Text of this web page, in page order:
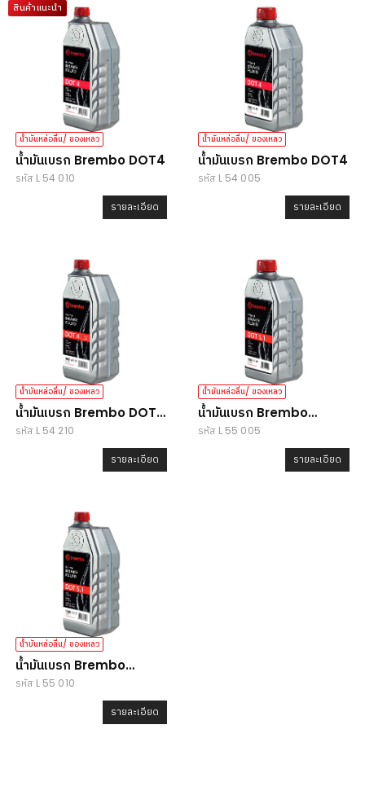
สินค้าแนะนำ
น้ำมันหล่อลื่น/ ของเหลว
น้ำมันเบรก Brembo DOT4
รหัส L 54 010
รายละเอียด
น้ำมันหล่อลื่น/ ของเหลว
น้ำมันเบรก Brembo DOT4
รหัส L 54 005
รายละเอียด
น้ำมันหล่อลื่น/ ของเหลว
น้ำมันเบรก Brembo DOT4
LV
รหัส L 54 210
รายละเอียด
น้ำมันหล่อลื่น/ ของเหลว
น้ำมันเบรก Brembo
DOT5.1
รหัส L 55 005
รายละเอียด
น้ำมันหล่อลื่น/ ของเหลว
น้ำมันเบรก Brembo
DOT5.1
รหัส L 55 010
รายละเอียด